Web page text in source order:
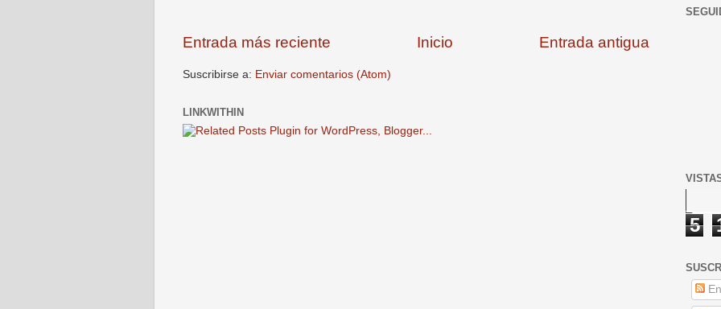
Entrada más reciente Entrada antigua
Inicio
Suscribirse a: Enviar comentarios (Atom)
LINKWITHIN
5